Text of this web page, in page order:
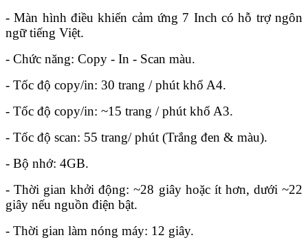
- Màn hình điều khiển cảm ứng 7 Inch có hỗ trợ ngôn
ngữ tiếng Việt.
- Chức năng: Copy - In - Scan màu.
- Tốc độ copy/in: 30 trang / phút khổ A4.
- Tốc độ copy/in: ~15 trang / phút khổ A3.
- Tốc độ scan: 55 trang/ phút (Trắng đen & màu).
- Bộ nhớ: 4GB.
- Thời gian khởi động: ~28 giây hoặc ít hơn, dưới ~22
giây nếu nguồn điện bật.
- Thời gian làm nóng máy: 12 giây.